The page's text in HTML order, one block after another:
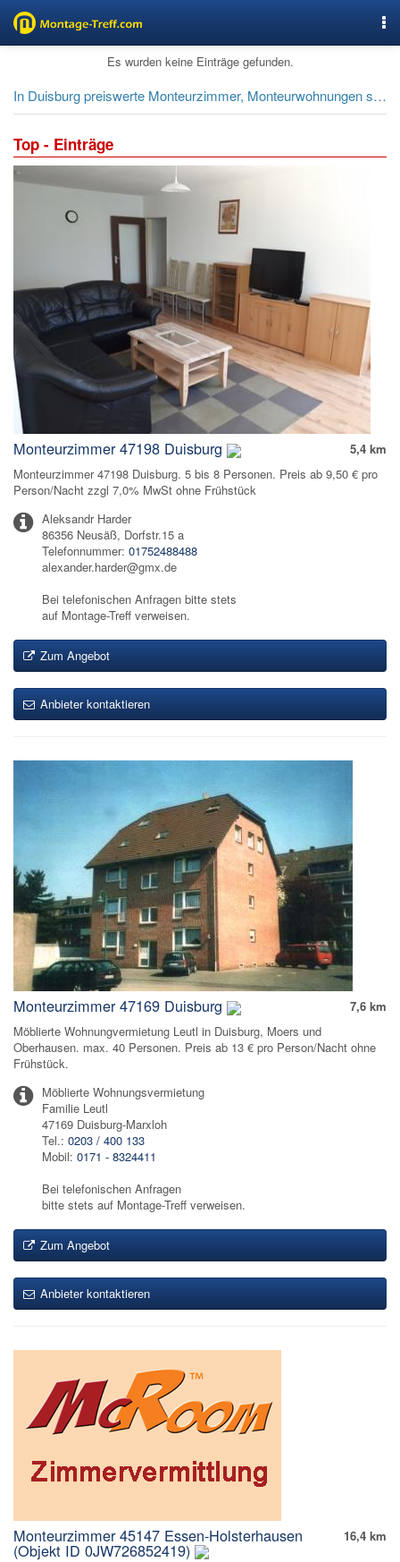
Es wurden keine Einträge gefunden.
In Duisburg preiswerte Monteurzimmer, Monteurwohnungen suchen und buchen.
Top - Einträge
5,4 km
Monteurzimmer 47198 Duisburg
Monteurzimmer 47198 Duisburg. 5 bis 8 Personen. Preis ab 9,50 € pro
Person/Nacht zzgl 7,0% MwSt ohne Frühstück
Aleksandr Harder
86356 Neusäß, Dorfstr.15 a
Telefonnummer: 01752488488
alexander.harder@gmx.de
Bei telefonischen Anfragen bitte stets
auf Montage-Treff verweisen.
Zum Angebot
Anbieter kontaktieren
7,6 km
Monteurzimmer 47169 Duisburg
Möblierte Wohnungvermietung Leutl in Duisburg, Moers und
Oberhausen. max. 40 Personen. Preis ab 13 € pro Person/Nacht ohne
Frühstück.
Möblierte Wohnungsvermietung
Familie Leutl
47169 Duisburg-Marxloh
Tel.: 0203 / 400 133
Mobil: 0171 - 8324411
Bei telefonischen Anfragen
bitte stets auf Montage-Treff verweisen.
Zum Angebot
Anbieter kontaktieren
16,4 km
Monteurzimmer 45147 Essen-Holsterhausen
(Objekt ID 0JW726852419)